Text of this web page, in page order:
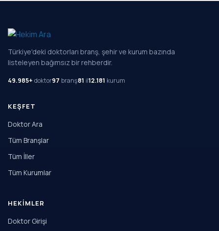
Türkiye'deki doktorları branş, şehir ve kurum bazında
listeleyen bağımsız bir rehberdir.
49.985+ doktor97 branş81 il12.181 kurum
KEŞFET
Doktor Ara
Tüm Branşlar
Tüm İller
Tüm Kurumlar
HEKIMLER
Doktor Girişi